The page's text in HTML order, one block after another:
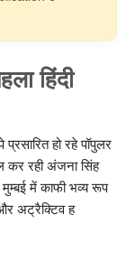
हिंदी
हो रहे पॉपुलर
कर रही अंजना सिंह
में काफी भव्य रूप
अट्रैक्टिव ह
Figure • 30 Mar,